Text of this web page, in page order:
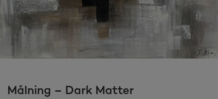
Målning – Dark Matter